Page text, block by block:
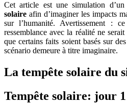
Cet article est une simulation
solaire afin d’imaginer les impacts
sur l’humanité. Avertissement :
ressemblance avec la réalité ne
que certains faits soient basés sur
scénario demeure à titre imaginaire.
La tempête solaire du
Tempête solaire: jour 1